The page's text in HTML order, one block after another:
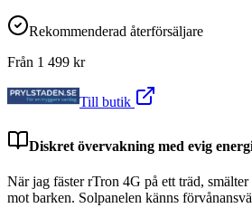
Rekommenderad återförsäljare
Från 1 499 kr
Till butik
Diskret övervakning med evig
När jag fäster rTron 4G på ett träd, smälter
mot barken. Solpanelen känns